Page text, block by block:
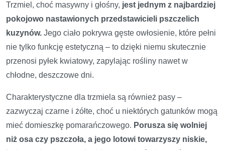
Trzmiel, choć masywny i głośny, jest jednym z najbardziej
pokojowo nastawionych przedstawicieli pszczelich
kuzynów. Jego ciało pokrywa gęste owłosienie, które pełni
nie tylko funkcję estetyczną – to dzięki niemu skutecznie
przenosi pyłek kwiatowy, zapylając rośliny nawet w
chłodne, deszczowe dni.
Charakterystyczne dla trzmiela są również pasy –
zazwyczaj czarne i żółte, choć u niektórych gatunków mogą
mieć domieszkę pomarańczowego. Porusza się wolniej
niż osa czy pszczoła, a jego lotowi towarzyszy niskie,